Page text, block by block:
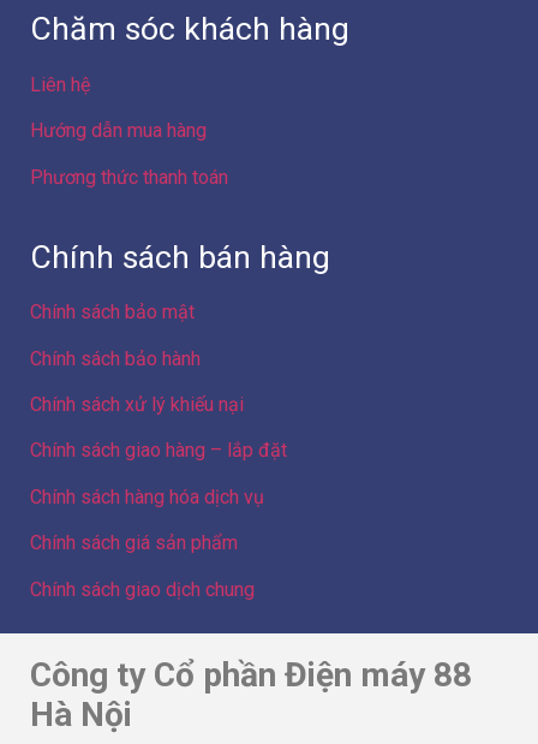
Chăm sóc khách hàng
Liên hệ
Hướng dẫn mua hàng
Phương thức thanh toán
Chính sách bán hàng
Chính sách bảo mật
Chính sách bảo hành
Chính sách xử lý khiếu nại
Chính sách giao hàng – lắp đặt
Chính sách hàng hóa dịch vụ
Chính sách giá sản phẩm
Chính sách giao dịch chung
Công ty Cổ phần Điện máy 88
Hà Nội